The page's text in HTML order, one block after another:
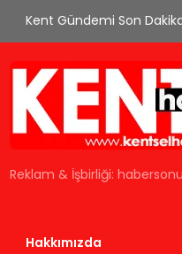
Kent Gündemi Son Dakika
Reklam & İşbirliği:
Hakkımızda